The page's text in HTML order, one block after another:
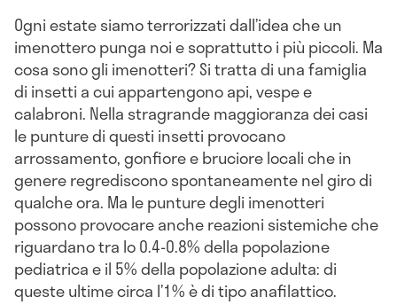
Ogni estate siamo terrorizzati dall’idea che un
imenottero punga noi e soprattutto i più piccoli. Ma
cosa sono gli imenotteri? Si tratta di una famiglia
di insetti a cui appartengono api, vespe e
calabroni. Nella stragrande maggioranza dei casi
le punture di questi insetti provocano
arrossamento, gonfiore e bruciore locali che in
genere regrediscono spontaneamente nel giro di
qualche ora. Ma le punture degli imenotteri
possono provocare anche reazioni sistemiche che
riguardano tra lo 0.4-0.8% della popolazione
pediatrica e il 5% della popolazione adulta: di
queste ultime circa l’1% è di tipo anafilattico.